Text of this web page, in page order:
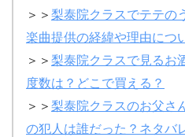
＞＞ 梨泰院クラスでテテの
楽曲提供の経緯や理由につ
＞＞ 梨泰院クラスで見るお
度数は？どこで買える？
＞＞ 梨泰院クラスのお父さ
の犯人は誰だった？ネタバ